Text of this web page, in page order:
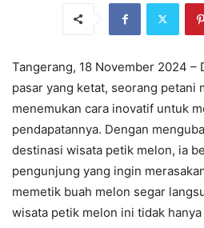
Tangerang, 18 November 2024 –
pasar yang ketat, seorang petani
menemukan cara inovatif untuk
pendapatannya. Dengan
destinasi wisata petik melon, ia
pengunjung yang ingin
memetik buah melon segar
wisata petik melon ini tidak